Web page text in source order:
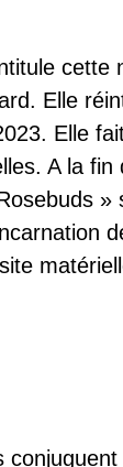
cette
Elle
Elle
A la fin